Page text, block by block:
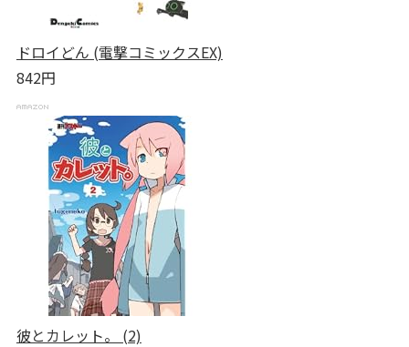
ドロイどん (電撃コミックスEX)
842円
彼とカレット。 (2)